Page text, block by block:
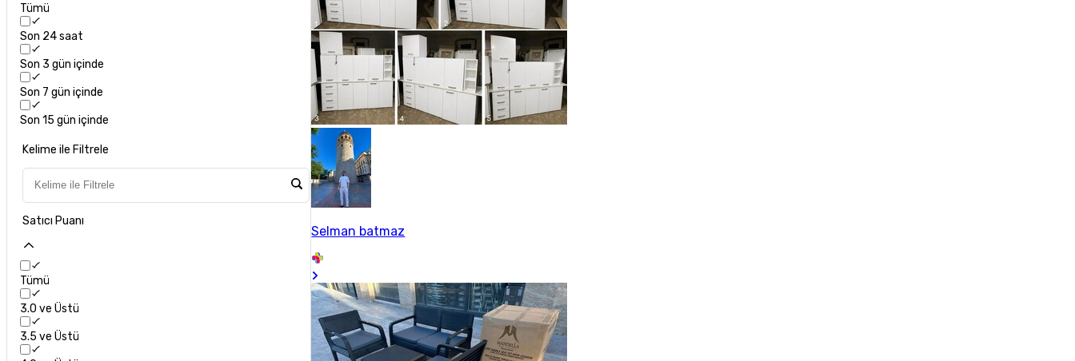
Tümü
Son 24 saat
Son 3 gün içinde
Son 7 gün içinde
Son 15 gün içinde
Kelime ile Filtrele
Satıcı Puanı
Tümü
3.0 ve Üstü
3.5 ve Üstü
Selman batmaz